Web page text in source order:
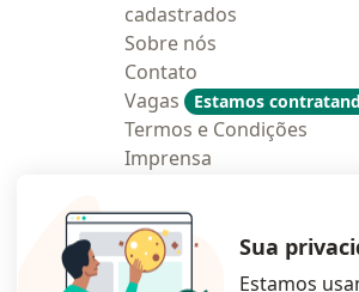
cadastrados
Sobre nós
Contato
Vagas
Estamos
Termos e Condições
Imprensa
Sua
Estamos